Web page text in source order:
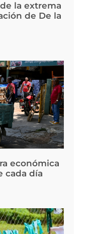
la extrema
de De la
económica
cada día